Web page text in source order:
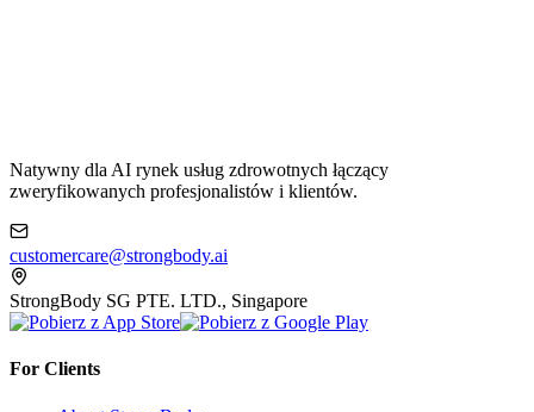
Natywny dla AI rynek usług zdrowotnych łączący
zweryfikowanych profesjonalistów i klientów.
customercare@strongbody.ai
StrongBody SG PTE. LTD., Singapore
For Clients